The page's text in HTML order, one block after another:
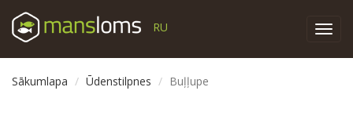
RU
Sākumlapa Ūdenstilpnes Buļļupe